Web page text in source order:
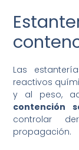
Las
reactivos
y al peso,
contención
controlar
propagación.